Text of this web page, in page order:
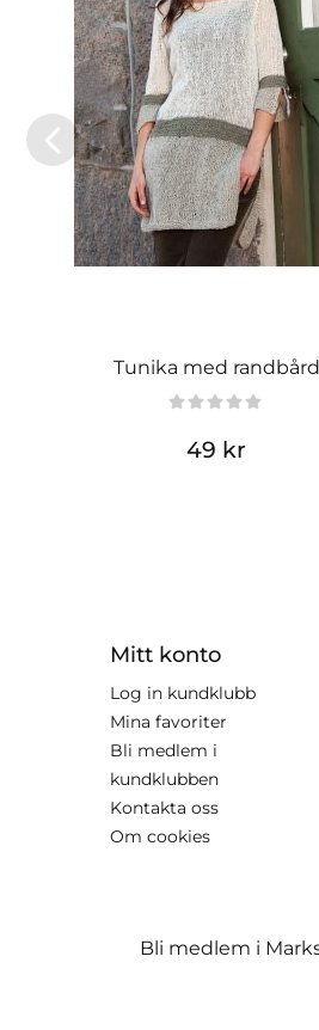
Tunika med randbård
49 kr
Mitt konto
Log in kundklubb
Mina favoriter
Bli medlem i
kundklubben
Kontakta oss
Om cookies
Bli medlem i